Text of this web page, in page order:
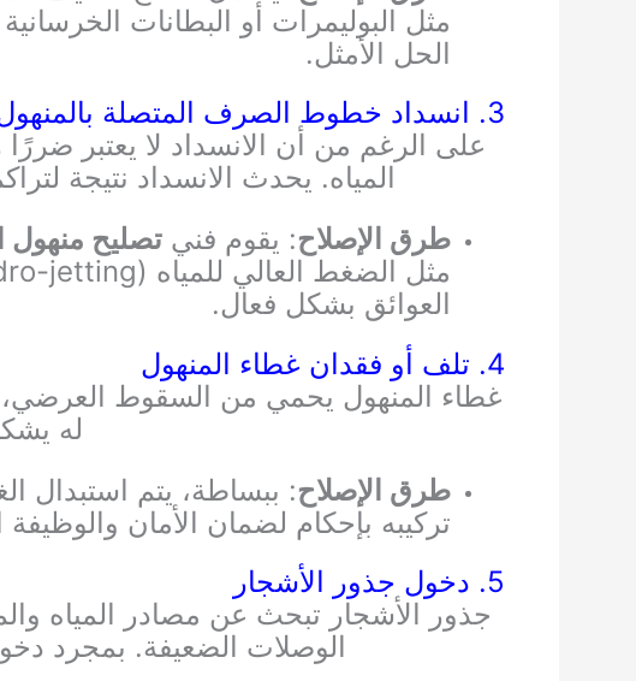
مثل البوليمرات أو البطانات
الحل الأمثل.
3. انسداد خطوط الصرف المتصلة بالمنهول
على الرغم من أن الانسداد لا يعتبر
المياه. يحدث الانسداد نتيجة
طرق الإصلاح: يقوم فني تصليح
العوائق بشكل فعال.
4. تلف أو فقدان غطاء المنهول
غطاء المنهول يحمي من السقوط العرضي،
له
طرق الإصلاح: ببساطة، يتم استبدال
تركيبه بإحكام لضمان الأمان والوظيفة
5. دخول جذور الأشجار
جذور الأشجار تبحث عن مصادر المياه
الوصلات الضعيفة. بمجرد